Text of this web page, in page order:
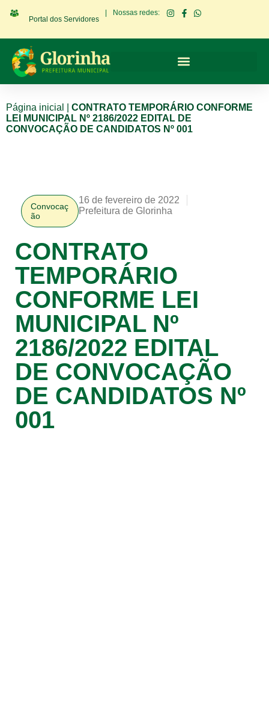
Portal dos Servidores
Nossas redes:
Página inicial
CONTRATO TEMPORÁRIO CONFORME
LEI MUNICIPAL Nº 2186/2022 EDITAL DE
CONVOCAÇÃO DE CANDIDATOS Nº 001
Convocaç
ão
16 de fevereiro de 2022
Prefeitura de Glorinha
CONTRATO
TEMPORÁRIO
CONFORME LEI
MUNICIPAL Nº
2186/2022 EDITAL
DE CONVOCAÇÃO
DE CANDIDATOS Nº
001